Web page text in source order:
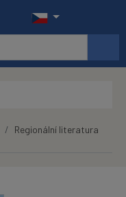
Regionální literatura